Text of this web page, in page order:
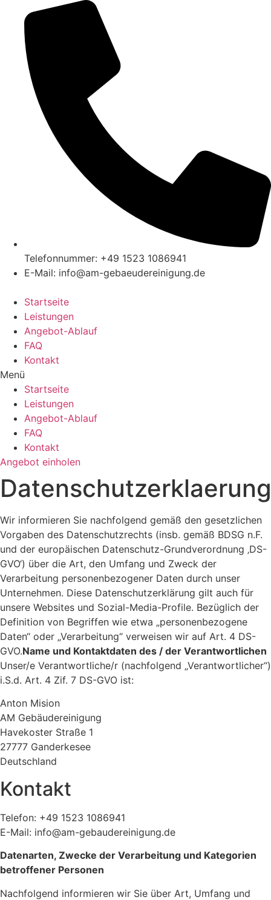
wechseln
Telefonnummer: +49 1523 1086941
E-Mail: info@am-gebaeudereinigung.de
Startseite
Leistungen
Angebot-Ablauf
FAQ
Kontakt
Menü
Startseite
Leistungen
Angebot-Ablauf
FAQ
Kontakt
Angebot einholen
Datenschutzerklaerung
Wir informieren Sie nachfolgend gemäß den gesetzlichen
Vorgaben des Datenschutzrechts (insb. gemäß BDSG n.F.
und der europäischen Datenschutz-Grundverordnung ‚DS-
GVO‘) über die Art, den Umfang und Zweck der
Verarbeitung personenbezogener Daten durch unser
Unternehmen. Diese Datenschutzerklärung gilt auch für
unsere Websites und Sozial-Media-Profile. Bezüglich der
Definition von Begriffen wie etwa „personenbezogene
Daten“ oder „Verarbeitung“ verweisen wir auf Art. 4 DS-
GVO.Name und Kontaktdaten des / der Verantwortlichen
Unser/e Verantwortliche/r (nachfolgend „Verantwortlicher“)
i.S.d. Art. 4 Zif. 7 DS-GVO ist:
Anton Mision
AM Gebäudereinigung
Havekoster Straße 1
27777 Ganderkesee
Deutschland
Kontakt
Telefon: +49 1523 1086941
E-Mail: info@am-gebaudereinigung.de
Datenarten, Zwecke der Verarbeitung und Kategorien
betroffener Personen
Nachfolgend informieren wir Sie über Art, Umfang und